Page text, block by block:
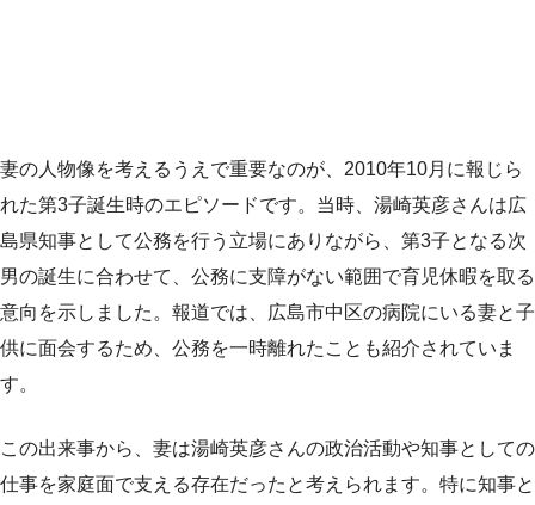
妻の人物像を考えるうえで重要なのが、2010年10月に報じら
れた第3子誕生時のエピソードです。当時、湯崎英彦さんは広
島県知事として公務を行う立場にありながら、第3子となる次
男の誕生に合わせて、公務に支障がない範囲で育児休暇を取る
意向を示しました。報道では、広島市中区の病院にいる妻と子
供に面会するため、公務を一時離れたことも紹介されていま
す。
この出来事から、妻は湯崎英彦さんの政治活動や知事としての
仕事を家庭面で支える存在だったと考えられます。特に知事と